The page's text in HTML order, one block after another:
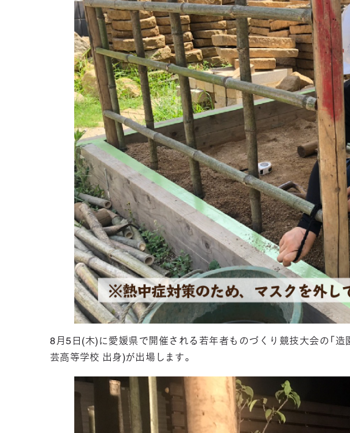
8月5日(木)に愛媛県で開催される若年者ものづくり競技大会の「造
芸高等学校 出身)が出場します。